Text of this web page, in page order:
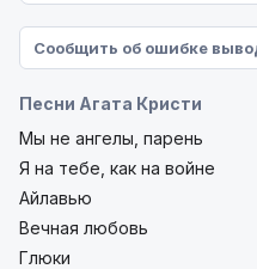
Песни Агата Кристи
Мы не ангелы, парень
Я на тебе, как на войне
Айлавью
Вечная любовь
Глюки
Сообщить об ошибке